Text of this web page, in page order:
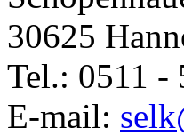
30625
Tel.: 0511 -
E-mail: